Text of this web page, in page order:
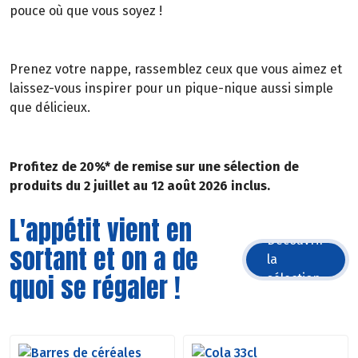
pouce où que vous soyez !
Prenez votre nappe, rassemblez ceux que vous aimez et
laissez-vous inspirer pour un pique-nique aussi simple
que délicieux.
Profitez de 20%* de remise sur une sélection de
produits du 2 juillet au 12 août 2026 inclus.
L'appétit vient en
sortant et on a de
quoi se régaler !
Découvrir
la
sélection